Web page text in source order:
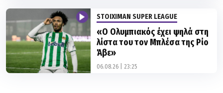
λίστα του τον Μπλέσα της Ρίο
Άβε»
06.08.26 | 23:25